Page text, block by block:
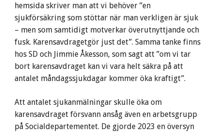
hemsida skriver man att vi behöver ”en
sjukförsäkring som stöttar när man verkligen är sjuk
– men som samtidigt motverkar överutnyttjande och
fusk. Karensavdragetgör just det”. Samma tanke finns
hos SD och Jimmie Åkesson, som sagt att ”om vi tar
bort karensavdraget kan vi vara helt säkra på att
antalet måndagssjukdagar kommer öka kraftigt”.
Att antalet sjukanmälningar skulle öka om
karensavdraget försvann ansåg även en arbetsgrupp
på Socialdepartementet. De gjorde 2023 en översyn